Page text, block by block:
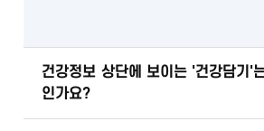
건강정보 상단에 보이는 '건강담기'
인가요?